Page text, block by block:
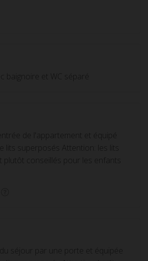
baignoire et WC séparé
de l'appartement et équipé
lits superposés Attention: les lits
plutôt conseillés pour les enfants
séjour par une porte et équipée